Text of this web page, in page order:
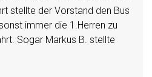
stellte der Vorstand den Bus
immer die 1.Herren zu
Sogar Markus B. stellte